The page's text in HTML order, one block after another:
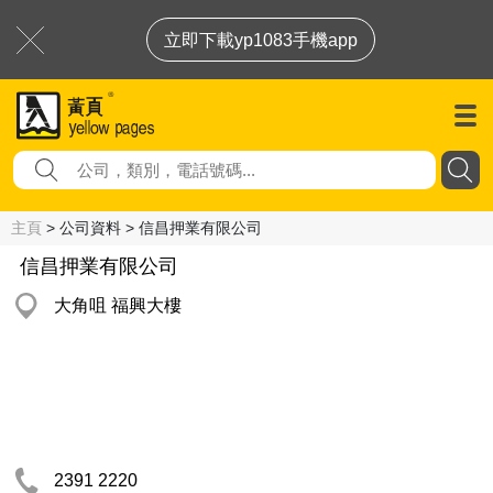
立即下載yp1083手機app
主頁 > 公司資料 > 信昌押業有限公司
信昌押業有限公司
大角咀 福興大樓
2391 2220